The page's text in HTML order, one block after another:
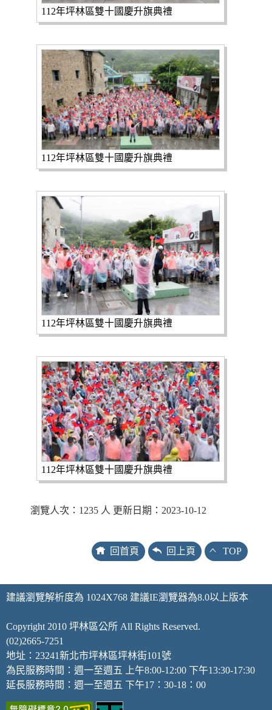
112年坪林區雙十國慶升旗典禮
112年坪林區雙十國慶升旗典禮
112年坪林區雙十國慶升旗典禮
112年坪林區雙十國慶升旗典禮
瀏覽人次：1235 人 更新日期：2023-10-12
回首頁 回上頁 TOP
建議瀏覽解析度為 1024X768 建議IE瀏覽器為8.0以上版本
Copyright 2010 坪林區公所 All Rights Reserved.
(02)2665-7251
地址：23241新北市坪林區坪林街101號
為民服務時間：週一至週五 上午8:00-12:00 下午13:30-17:30
延長服務時間：週一至週五 下午17：30-18：00